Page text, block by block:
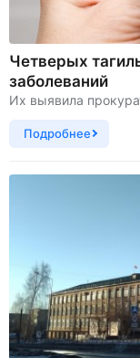
Четверых
заболеваний
Их выявила
Подробнее